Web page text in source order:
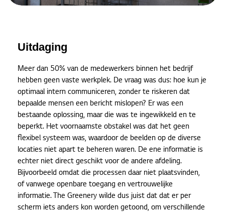
Uitdaging
Meer dan 50% van de medewerkers binnen het bedrijf
hebben geen vaste werkplek. De vraag was dus: hoe kun je
optimaal intern communiceren, zonder te riskeren dat
bepaalde mensen een bericht mislopen? Er was een
bestaande oplossing, maar die was te ingewikkeld en te
beperkt. Het voornaamste obstakel was dat het geen
flexibel systeem was, waardoor de beelden op de diverse
locaties niet apart te beheren waren. De ene informatie is
echter niet direct geschikt voor de andere afdeling.
Bijvoorbeeld omdat die processen daar niet plaatsvinden,
of vanwege openbare toegang en vertrouwelijke
informatie. The Greenery wilde dus juist dat dat er per
scherm iets anders kon worden getoond, om verschillende